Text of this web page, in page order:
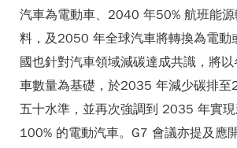
汽車為電動車、2040 年50% 航班能
料，及2050 年全球汽車將轉換為電動
國也針對汽車領域減碳達成共識，將
車數量為基礎，於2035 年減少碳排
五十水準，並再次強調到 2035 年實
100% 的電動汽車。G7 會議亦提及應